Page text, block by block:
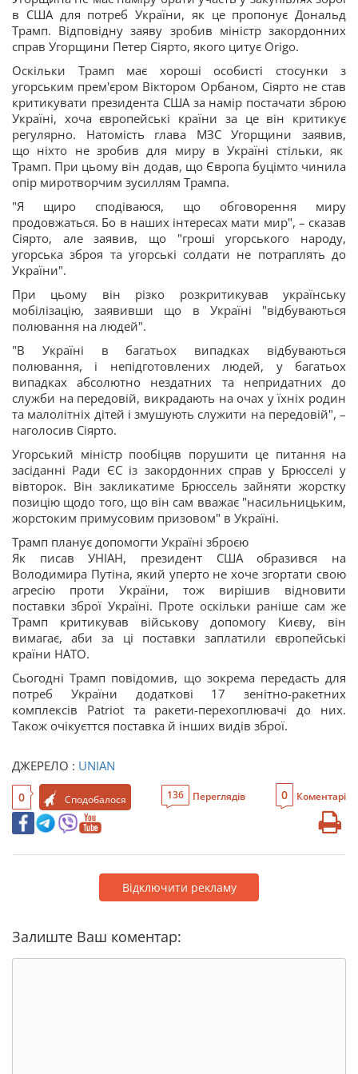
в США для потреб України, як це пропонує Дональд
Трамп. Відповідну заяву зробив міністр закордонних
справ Угорщини Петер Сіярто, якого цитує Origo.
Оскільки Трамп має хороші особисті стосунки з
угорським прем'єром Віктором Орбаном, Сіярто не став
критикувати президента США за намір постачати зброю
Україні, хоча європейські країни за це він критикує
регулярно. Натомість глава МЗС Угорщини заявив,
що ніхто не зробив для миру в Україні стільки, як
Трамп. При цьому він додав, що Європа буцімто чинила
опір миротворчим зусиллям Трампа.
"Я щиро сподіваюся, що обговорення миру
продовжаться. Бо в наших інтересах мати мир", – сказав
Сіярто, але заявив, що "гроші угорського народу,
угорська зброя та угорські солдати не потраплять до
України".
При цьому він різко розкритикував українську
мобілізацію, заявивши що в Україні "відбуваються
полювання на людей".
"В Україні в багатьох випадках відбуваються
полювання, і непідготовлених людей, у багатьох
випадках абсолютно нездатних та непридатних до
служби на передовій, викрадають на очах у їхніх родин
та малолітніх дітей і змушують служити на передовій", –
наголосив Сіярто.
Угорський міністр пообіцяв порушити це питання на
засіданні Ради ЄС із закордонних справ у Брюсселі у
вівторок. Він закликатиме Брюссель зайняти жорстку
позицію щодо того, що він сам вважає "насильницьким,
жорстоким примусовим призовом" в Україні.
Трамп планує допомогти Україні зброєю
Як писав УНІАН, президент США образився на
Володимира Путіна, який уперто не хоче згортати свою
агресію проти України, тож вирішив відновити
поставки зброї Україні. Проте оскільки раніше сам же
Трамп критикував військову допомогу Києву, він
вимагає, аби за ці поставки заплатили європейські
країни НАТО.
Сьогодні Трамп повідомив, що зокрема передасть для
потреб України додаткові 17 зенітно-ракетних
комплексів Patriot та ракети-перехоплювачі до них.
Також очікуєттся поставка й інших видів зброї.
ДЖЕРЕЛО : UNIAN
0 Сподобалося 136 Переглядів 0 Коментарі
Відключити рекламу
Залиште Ваш коментар: